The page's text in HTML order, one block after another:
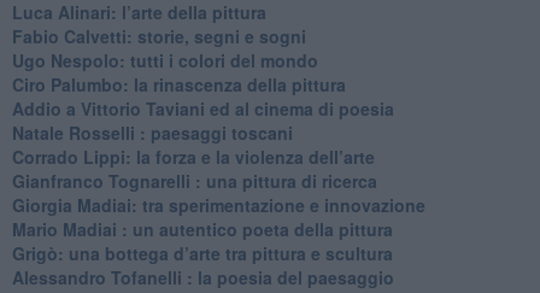
Luca Alinari: l’arte della pittura
​Fabio Calvetti: storie, segni e sogni
Ugo Nespolo: tutti i colori del mondo
​Ciro Palumbo: la rinascenza della pittura
​Addio a Vittorio Taviani ed al cinema di poesia
​Natale Rosselli : paesaggi toscani
​Corrado Lippi: la forza e la violenza dell’arte
Gianfranco Tognarelli : una pittura di ricerca
Giorgia Madiai: tra sperimentazione e innovazione
Mario Madiai : un autentico poeta della pittura
Grigò: una bottega d’arte tra pittura e scultura
Alessandro Tofanelli : la poesia del paesaggio